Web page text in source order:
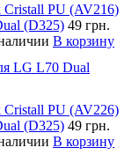
Cristall PU (AV216)
(D325) 49 грн.
В корзину
LG L70 Dual
Cristall PU (AV226)
(D325) 49 грн.
В корзину